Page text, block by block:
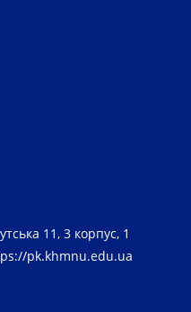
11, 3 корпус, 1
pk.khmnu.edu.ua